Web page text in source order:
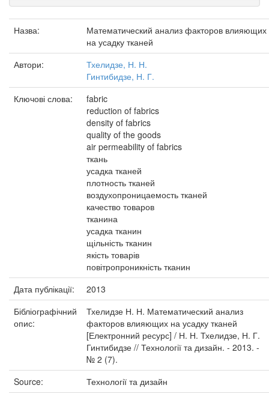
Назва:
Математический анализ факторов влияющих
на усадку тканей
Автори:
Тхелидзе, Н. Н.
Гинтибидзе, Н. Г.
Ключові слова:
fabric
reduction of fabrics
density of fabrics
quality of the goods
air permeability of fabrics
ткань
усадка тканей
плотность тканей
воздухопроницаемость тканей
качество товаров
тканина
усадка тканин
щільність тканин
якість товарів
повітропроникність тканин
Дата публікації:
2013
Бібліографічний
опис:
Тхелидзе Н. Н. Математический анализ
факторов влияющих на усадку тканей
[Електронний ресурс] / Н. Н. Тхелидзе, Н. Г.
Гинтибидзе // Технології та дизайн. - 2013. -
№ 2 (7).
Source:
Технології та дизайн